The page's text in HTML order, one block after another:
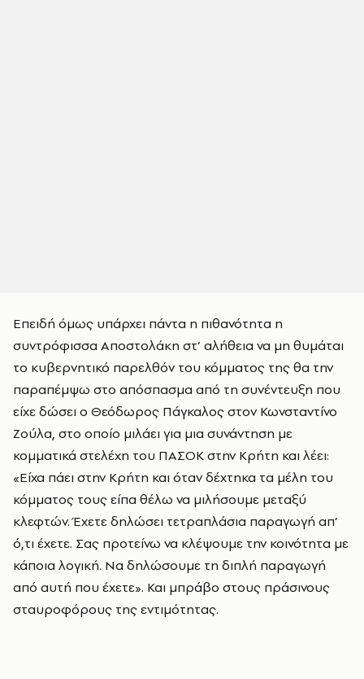
Επειδή όμως υπάρχει πάντα η πιθανότητα η
συντρόφισσα Αποστολάκη στ’ αλήθεια να μη θυμάται
το κυβερνητικό παρελθόν του κόμματος της θα την
παραπέμψω στο απόσπασμα από τη συνέντευξη που
είχε δώσει ο Θεόδωρος Πάγκαλος στον Κωνσταντίνο
Ζούλα, στο οποίο μιλάει για μια συνάντηση με
κομματικά στελέχη του ΠΑΣΟΚ στην Κρήτη και λέει:
«Είχα πάει στην Κρήτη και όταν δέχτηκα τα μέλη του
κόμματος τους είπα θέλω να μιλήσουμε μεταξύ
κλεφτών. Έχετε δηλώσει τετραπλάσια παραγωγή απ’
ό,τι έχετε. Σας προτείνω να κλέψουμε την κοινότητα με
κάποια λογική. Να δηλώσουμε τη διπλή παραγωγή
από αυτή που έχετε». Και μπράβο στους πράσινους
σταυροφόρους της εντιμότητας.